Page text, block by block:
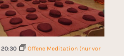
20:30
Offene Meditation (nur vor